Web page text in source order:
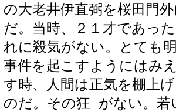
の大老井伊直弼を桜田門
だ。当時、２１才であっ
れに殺気がない。とても
事件を起こすようにはみ
す時、人間は正気を棚上
のだ。その狂 がない。若